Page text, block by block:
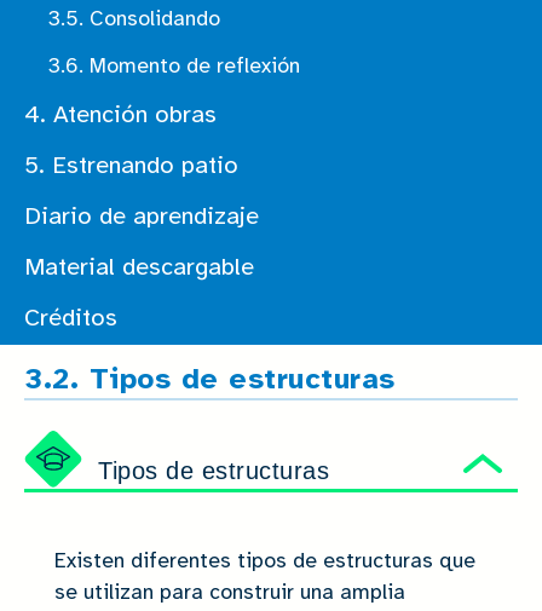
3.5. Consolidando
3.6. Momento de reflexión
4. Atención obras
5. Estrenando patio
Diario de aprendizaje
Material descargable
Créditos
3.2. Tipos de estructuras
Tipos de estructuras
Existen diferentes tipos de estructuras que
se utilizan para construir una amplia